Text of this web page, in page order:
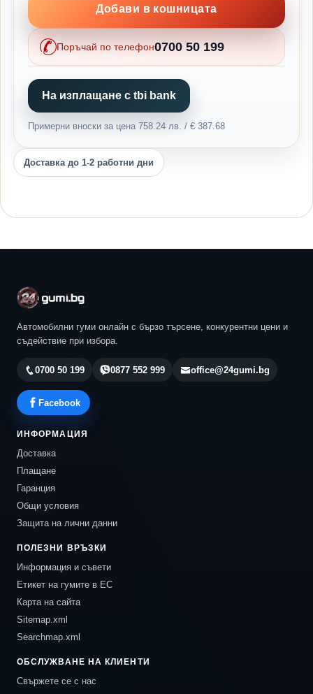
Добави в кошницата
Поръчай по телефон0700 50 199
На изплащане с tbi bank
Примерни вноски за цена 758.24 лв. / € 387.68
Доставка до 1-2 работни дни
Автомобилни гуми онлайн с бързо търсене, конкурентни цени и
съдействие при избора.
0700 50 199 0877 552 999 office@24gumi.bg
Facebook
ИНФОРМАЦИЯ
Доставка
Плащане
Гаранция
Общи условия
Защита на лични данни
ПОЛЕЗНИ ВРЪЗКИ
Информация и съвети
Етикет на гумите в ЕС
Карта на сайта
Sitemap.xml
Searchmap.xml
ОБСЛУЖВАНЕ НА КЛИЕНТИ
Свържете се с нас